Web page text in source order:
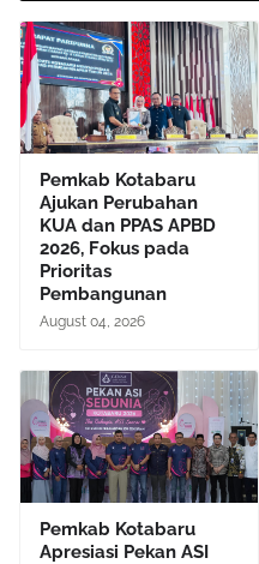
Pemkab Kotabaru
Ajukan Perubahan
KUA dan PPAS APBD
2026, Fokus pada
Prioritas
Pembangunan
August 04, 2026
Pemkab Kotabaru
Apresiasi Pekan ASI